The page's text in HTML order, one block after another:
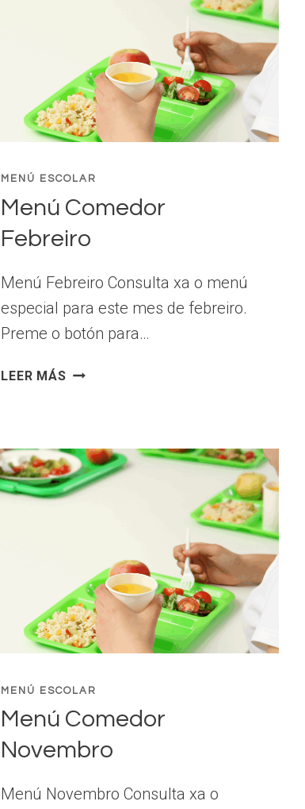
MENÚ ESCOLAR
Menú Comedor
Febreiro
Menú Febreiro Consulta xa o menú
especial para este mes de febreiro.
Preme o botón para…
LEER MÁSMENÚ
MENÚ ESCOLAR
Menú Comedor
Novembro
Menú Novembro Consulta xa o